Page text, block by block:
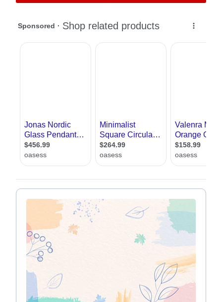
תוודאו שהתאורה נמצאת במקום שילד לא יכול להגיע אליה
תוודאו שיש תאורה מספקת לקריאה ליד השולחן וליד המיטה